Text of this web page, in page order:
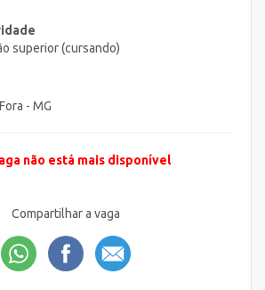
superior (cursando)
- MG
não está mais disponível
Compartilhar a vaga